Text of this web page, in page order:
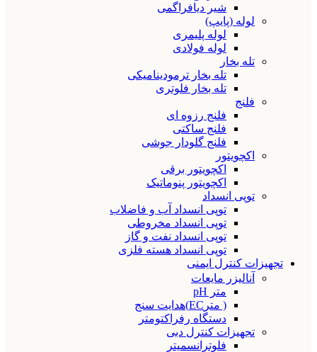
شیر دیافراگمی
لوله (پایپ)
لوله پلیمری
لوله فولادی
تله بخار
تله بخار ترمودینامیکی
تله بخار فلوتری
فلنج
فلنج رزوه ای
فلنج ساکتی
فلنج گلودار جوشی
اکچویتور
اکچویتور برقی
اکچویتور پنوماتیک
توپی انسداد
توپی انسداد آب و فاضلاب
توپی انسداد مخروطی
توپی انسداد نفت و گاز
توپی انسداد هسته فلزی
تجهیزات کنترل ایمنی
آنالیزر مایعات
متر pH
( مترEC)هدایت سنج
دستگاه رفراکتومتر
تجهیزات کنترل دبی
فلوترانسمیتر